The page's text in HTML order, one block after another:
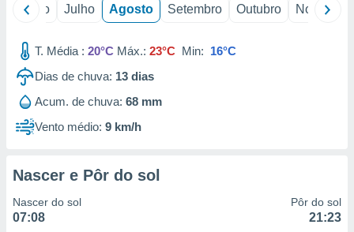
Junho Julho Agosto Setembro Outubro Novembro
T. Média : 20°C Máx.: 23°C Min: 16°C
Dias de chuva: 13 dias
Acum. de chuva: 68 mm
Vento médio: 9 km/h
Nascer e Pôr do sol
Nascer do sol
07:08
Pôr do sol
21:23